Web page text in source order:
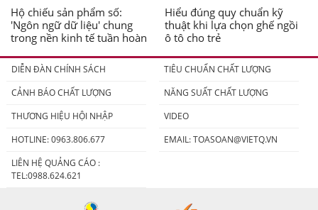
Hộ chiếu sản phẩm số:
'Ngôn ngữ dữ liệu' chung
trong nền kinh tế tuần hoàn
Hiểu đúng quy chuẩn kỹ
thuật khi lựa chọn ghế ngồi
ô tô cho trẻ
DIỄN ĐÀN CHÍNH SÁCH
TIÊU CHUẨN CHẤT LƯỢNG
CẢNH BÁO CHẤT LƯỢNG
NĂNG SUẤT CHẤT LƯỢNG
THƯƠNG HIỆU HỘI NHẬP
VIDEO
HOTLINE: 0963.806.677
EMAIL:TOASOAN@VIETQ.VN
LIÊN HỆ QUẢNG CÁO :
TEL:0988.624.621